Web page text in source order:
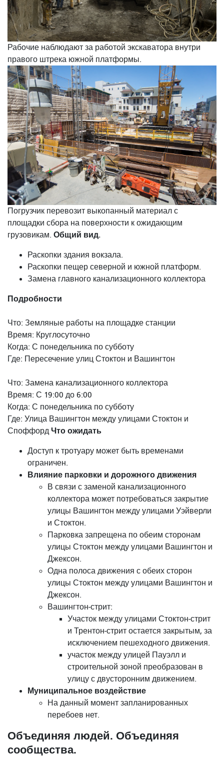
Рабочие наблюдают за работой экскаватора внутри
правого штрека южной платформы.
Погрузчик перевозит выкопанный материал с
площадки сбора на поверхности к ожидающим
грузовикам. Общий вид.
Раскопки здания вокзала.
Раскопки пещер северной и южной платформ.
Замена главного канализационного коллектора
Подробности
Что: Земляные работы на площадке станции
Время: Круглосуточно
Когда: С понедельника по субботу
Где: Пересечение улиц Стоктон и Вашингтон
Что: Замена канализационного коллектора
Время: С 19:00 до 6:00
Когда: С понедельника по субботу
Где: Улица Вашингтон между улицами Стоктон и
Споффорд Что ожидать
Доступ к тротуару может быть временами
ограничен.
Влияние парковки и дорожного движения
В связи с заменой канализационного
коллектора может потребоваться закрытие
улицы Вашингтон между улицами Уэйверли
и Стоктон.
Парковка запрещена по обеим сторонам
улицы Стоктон между улицами Вашингтон и
Джексон.
Одна полоса движения с обеих сторон
улицы Стоктон между улицами Вашингтон и
Джексон.
Вашингтон-стрит:
Участок между улицами Стоктон-стрит
и Трентон-стрит остается закрытым, за
исключением пешеходного движения.
участок между улицей Пауэлл и
строительной зоной преобразован в
улицу с двусторонним движением.
Муниципальное воздействие
На данный момент запланированных
перебоев нет.
Объединяя людей. Объединяя
сообщества.